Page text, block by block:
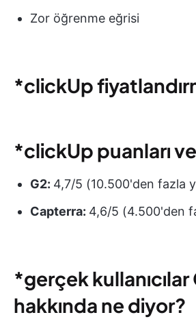
Zor öğrenme eğrisi
*clickUp
*clickUp puanları
G2: 4,7/5 (10.500'den fazla
Capterra: 4,6/5 (4.500'den
*gerçek
hakkında ne diyor?